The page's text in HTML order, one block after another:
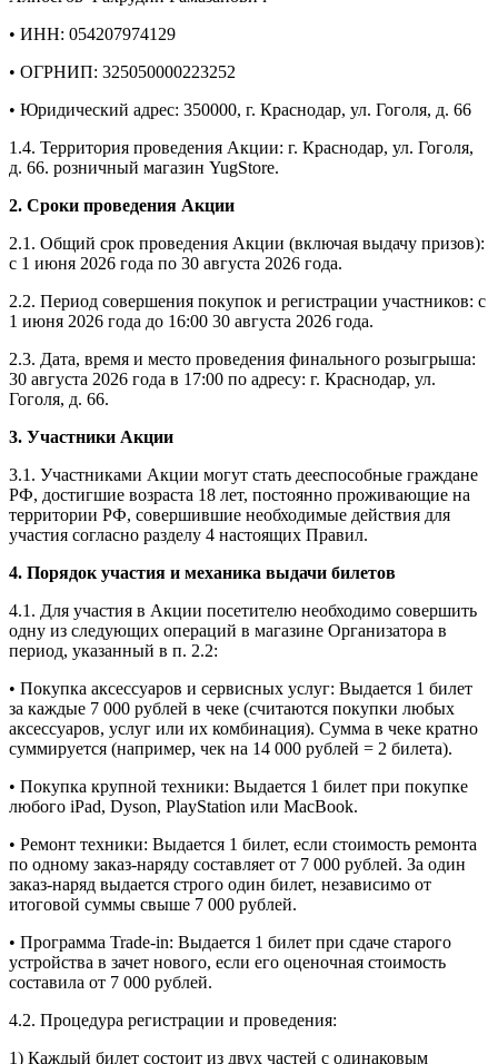
• ИНН: 054207974129
• ОГРНИП: 325050000223252
• Юридический адрес: 350000, г. Краснодар, ул. Гоголя, д. 66
1.4. Территория проведения Акции: г. Краснодар, ул. Гоголя,
д. 66. розничный магазин YugStore.
2. Сроки проведения Акции
2.1. Общий срок проведения Акции (включая выдачу призов):
с 1 июня 2026 года по 30 августа 2026 года.
2.2. Период совершения покупок и регистрации участников: с
1 июня 2026 года до 16:00 30 августа 2026 года.
2.3. Дата, время и место проведения финального розыгрыша:
30 августа 2026 года в 17:00 по адресу: г. Краснодар, ул.
Гоголя, д. 66.
3. Участники Акции
3.1. Участниками Акции могут стать дееспособные граждане
РФ, достигшие возраста 18 лет, постоянно проживающие на
территории РФ, совершившие необходимые действия для
участия согласно разделу 4 настоящих Правил.
4. Порядок участия и механика выдачи билетов
4.1. Для участия в Акции посетителю необходимо совершить
одну из следующих операций в магазине Организатора в
период, указанный в п. 2.2:
• Покупка аксессуаров и сервисных услуг: Выдается 1 билет
за каждые 7 000 рублей в чеке (считаются покупки любых
аксессуаров, услуг или их комбинация). Сумма в чеке кратно
суммируется (например, чек на 14 000 рублей = 2 билета).
• Покупка крупной техники: Выдается 1 билет при покупке
любого iPad, Dyson, PlayStation или MacBook.
• Ремонт техники: Выдается 1 билет, если стоимость ремонта
по одному заказ-наряду составляет от 7 000 рублей. За один
заказ-наряд выдается строго один билет, независимо от
итоговой суммы свыше 7 000 рублей.
• Программа Trade-in: Выдается 1 билет при сдаче старого
устройства в зачет нового, если его оценочная стоимость
составила от 7 000 рублей.
4.2. Процедура регистрации и проведения:
1) Каждый билет состоит из двух частей с одинаковым